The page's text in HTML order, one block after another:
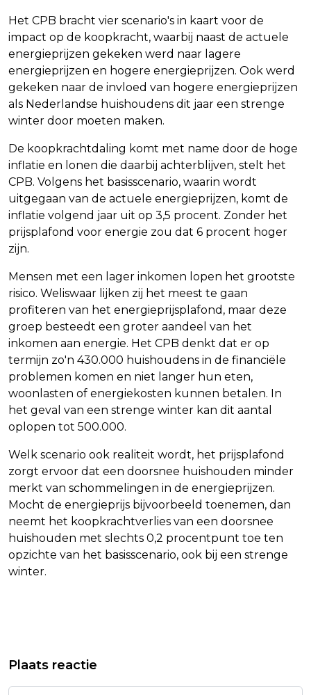
Het CPB bracht vier scenario's in kaart voor de
impact op de koopkracht, waarbij naast de actuele
energieprijzen gekeken werd naar lagere
energieprijzen en hogere energieprijzen. Ook werd
gekeken naar de invloed van hogere energieprijzen
als Nederlandse huishoudens dit jaar een strenge
winter door moeten maken.
De koopkrachtdaling komt met name door de hoge
inflatie en lonen die daarbij achterblijven, stelt het
CPB. Volgens het basisscenario, waarin wordt
uitgegaan van de actuele energieprijzen, komt de
inflatie volgend jaar uit op 3,5 procent. Zonder het
prijsplafond voor energie zou dat 6 procent hoger
zijn.
Mensen met een lager inkomen lopen het grootste
risico. Weliswaar lijken zij het meest te gaan
profiteren van het energieprijsplafond, maar deze
groep besteedt een groter aandeel van het
inkomen aan energie. Het CPB denkt dat er op
termijn zo'n 430.000 huishoudens in de financiële
problemen komen en niet langer hun eten,
woonlasten of energiekosten kunnen betalen. In
het geval van een strenge winter kan dit aantal
oplopen tot 500.000.
Welk scenario ook realiteit wordt, het prijsplafond
zorgt ervoor dat een doorsnee huishouden minder
merkt van schommelingen in de energieprijzen.
Mocht de energieprijs bijvoorbeeld toenemen, dan
neemt het koopkrachtverlies van een doorsnee
huishouden met slechts 0,2 procentpunt toe ten
opzichte van het basisscenario, ook bij een strenge
winter.
IN ALKMAAR DOOR RAMKRAAK
RENTEZORGEN HOUDEN
AMSTERDAMSE BEURSHANDEL IN
Plaats reactie